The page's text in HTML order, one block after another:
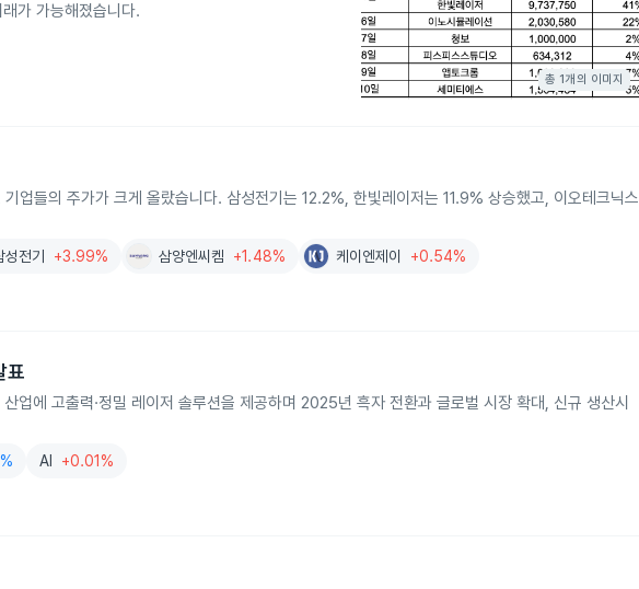
가 가능해졌습니다.
총 1개의 이미지
업들의 주가가 크게 올랐습니다. 삼성전기는 12.2%, 한빛레이저는 11.9% 상승했고, 이오테크닉스
성전기 +3.99% 삼양엔씨켐 +1.48% 케이엔제이 +0.54%
표
업에 고출력·정밀 레이저 솔루션을 제공하며 2025년 흑자 전환과 글로벌 시장 확대, 신규 생산시
AI +0.01%